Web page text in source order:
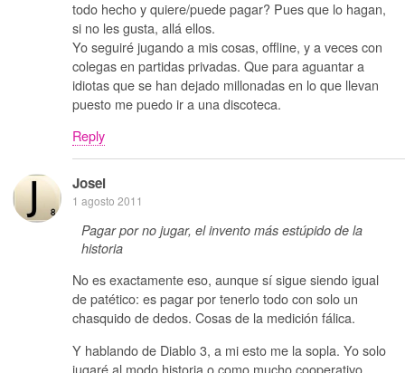
todo hecho y quiere/puede pagar? Pues que lo hagan,
si no les gusta, allá ellos.
Yo seguiré jugando a mis cosas, offline, y a veces con
colegas en partidas privadas. Que para aguantar a
idiotas que se han dejado millonadas en lo que llevan
puesto me puedo ir a una discoteca.
Reply
Josei
1 agosto 2011
Pagar por no jugar, el invento más estúpido de la
historia
No es exactamente eso, aunque sí sigue siendo igual
de patético: es pagar por tenerlo todo con solo un
chasquido de dedos. Cosas de la medición fálica.
Y hablando de Diablo 3, a mi esto me la sopla. Yo solo
jugaré al modo historia o como mucho cooperativo.